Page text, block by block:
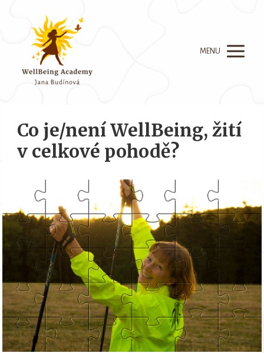
MENU
Co je/není WellBeing, žití
v celkové pohodě?